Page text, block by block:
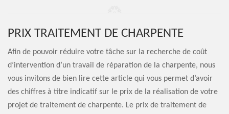
PRIX TRAITEMENT DE CHARPENTE
Afin de pouvoir réduire votre tâche sur la recherche de coût
d’intervention d’un travail de réparation de la charpente, nous
vous invitons de bien lire cette article qui vous permet d’avoir
des chiffres à titre indicatif sur le prix de la réalisation de votre
projet de traitement de charpente. Le prix de traitement de